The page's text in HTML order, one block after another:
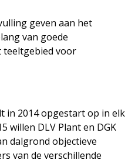
geven aan het
van goede
teeltgebied voor
in 2014 opgestart op in elk
willen DLV Plant en DGK
dalgrond objectieve
van de verschillende